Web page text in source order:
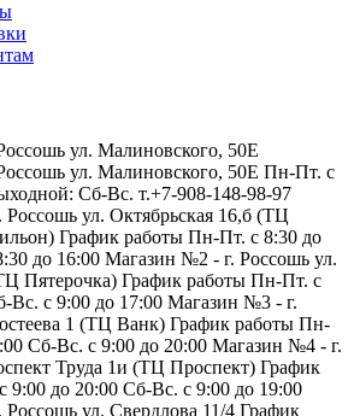
ул. Малиновского, 50Е
ул. Малиновского, 50Е Пн-Пт. с
Сб-Вс. т.+7-908-148-98-97
ул. Октябрьская 16,б (ТЦ
График работы Пн-Пт. с 8:30 до
до 16:00 Магазин №2 - г. Россошь ул.
Пятерочка) График работы Пн-Пт. с
Вс. с 9:00 до 17:00 Магазин №3 - г.
1 (ТЦ Ванк) График работы Пн-
Сб-Вс. с 9:00 до 20:00 Магазин №4 - г.
Труда 1и (ТЦ Проспект) График
9:00 до 20:00 Сб-Вс. с 9:00 до 19:00
ул. Свердлова 11/4 График